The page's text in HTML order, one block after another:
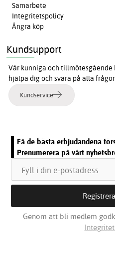
Samarbete
Integritetspolicy
Ångra köp
Kundsupport
Vår kunniga och
hjälpa dig och svara på alla
Kundservice
Få de bästa erbjudandena
Prenumerera på vårt
Genom att bli medlem